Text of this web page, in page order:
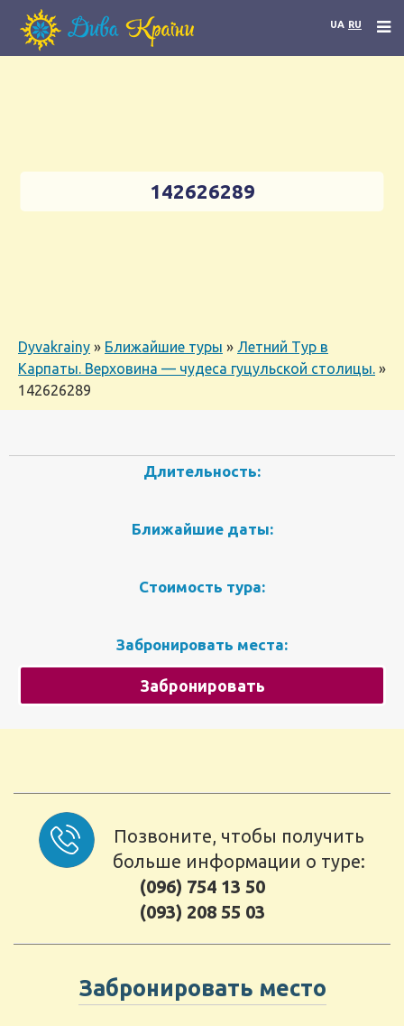
UA RU
142626289
Dyvakrainy » Ближайшие туры » Летний Тур в
Карпаты. Верховина — чудеса гуцульской столицы. »
142626289
Длительность:
Ближайшие даты:
Стоимость тура:
Забронировать места:
Забронировать
Позвоните, чтобы получить
больше информации о туре:
(096) 754 13 50
(093) 208 55 03
Забронировать место